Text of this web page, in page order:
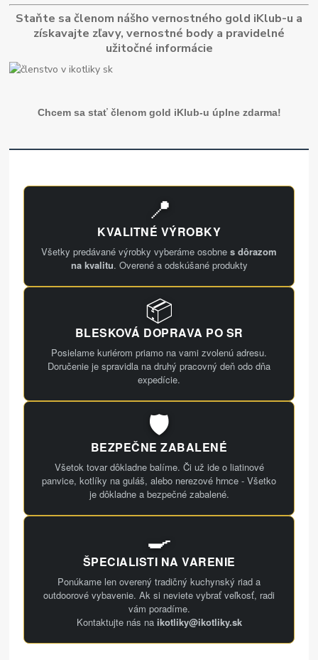
Staňte sa členom nášho vernostného gold iKlub-u a
získavajte zľavy, vernostné body a pravidelné
užitočné informácie
Chcem sa stať členom gold iKlub-u úplne zdarma!
📍
KVALITNÉ VÝROBKY
Všetky predávané výrobky vyberáme osobne s dôrazom
na kvalitu. Overené a odskúšané produkty
📦
BLESKOVÁ DOPRAVA PO SR
Posielame kuriérom priamo na vami zvolenú adresu.
Doručenie je spravidla na druhý pracovný deň odo dňa
expedície.
🛡️
BEZPEČNE ZABALENÉ
Všetok tovar dôkladne balíme. Či už ide o liatinové
panvice, kotlíky na guláš, alebo nerezové hrnce - Všetko
je dôkladne a bezpečné zabalené.
🍳
ŠPECIALISTI NA VARENIE
Ponúkame len overený tradičný kuchynský riad a
outdoorové vybavenie. Ak si neviete vybrať veľkosť, radi
vám poradíme.
Kontaktujte nás na ikotliky@ikotliky.sk